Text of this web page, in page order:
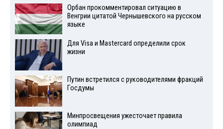
Орбан прокомментировал ситуацию в
Венгрии цитатой Чернышевского на русском
языке
Для Visа и Mastercard определили срок
жизни
Путин встретился с руководителями фракций
Госдумы
Минпросвещения ужесточает правила
олимпиад